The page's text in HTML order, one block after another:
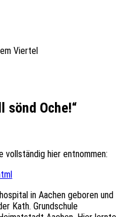
Viertel
sönd Oche!“
vollständig hier entnommen:
in Aachen geboren und
Kath. Grundschule